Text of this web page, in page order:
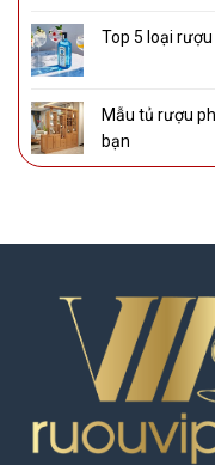
Top 5 loại
Mẫu tủ rượu
bạn